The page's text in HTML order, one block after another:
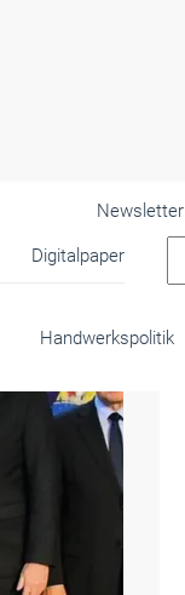
Digitalpaper
Newsletter
Handwerkspolitik